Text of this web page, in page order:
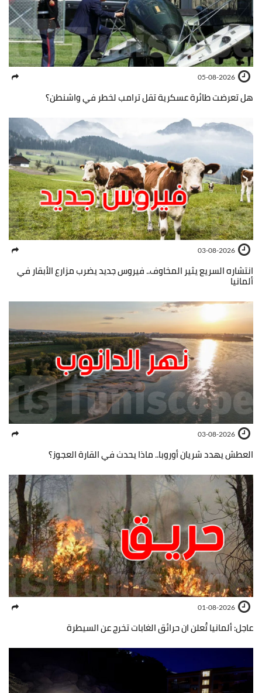
05-08-2026
هل تعرضت طائرة عسكرية تقل ترامب لخطر في واشنطن؟
03-08-2026
انتشاره السريع يثير المخاوف.. فيروس جديد يضرب مزارع الأبقار في
ألمانيا
03-08-2026
العطش يهدد شريان أوروبا.. ماذا يحدث في القارة العجوز؟
01-08-2026
عاجل: ألمانيا تُعلن ان حرائق الغابات تخرج عن السيطرة